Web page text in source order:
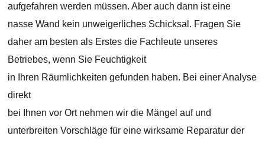
aufgefahren werden müssen. Aber auch dann ist eine
nasse Wand kein unweigerliches Schicksal. Fragen Sie
daher am besten als Erstes die Fachleute unseres
Betriebes, wenn Sie Feuchtigkeit
in Ihren Räumlichkeiten gefunden haben. Bei einer Analyse
direkt
bei Ihnen vor Ort nehmen wir die Mängel auf und
unterbreiten Vorschläge für eine wirksame Reparatur der